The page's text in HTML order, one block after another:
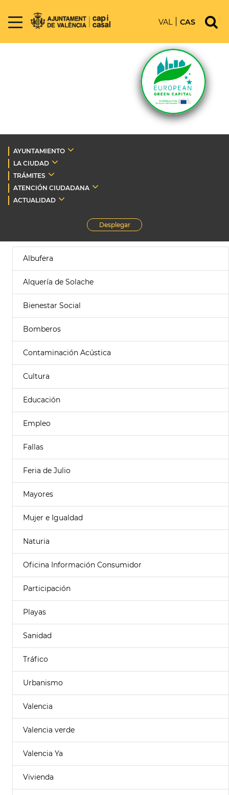
VAL CAS
AYUNTAMIENTO
LA CIUDAD
TRÁMITES
ATENCIÓN CIUDADANA
ACTUALIDAD
Desplegar
Albufera
Alquería de Solache
Bienestar Social
Bomberos
Contaminación Acústica
Cultura
Educación
Empleo
Fallas
Feria de Julio
Mayores
Mujer e Igualdad
Naturia
Oficina Información Consumidor
Participación
Playas
Sanidad
Tráfico
Urbanismo
Valencia
Valencia verde
Valencia Ya
Vivienda